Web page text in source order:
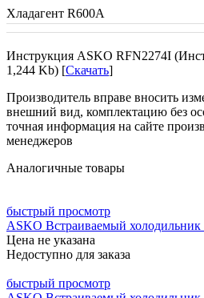
Хладагент R600A
Инструкция ASKO RFN2274I
1,244 Kb) [Скачать]
Производитель вправе вносить
внешний вид, комплектацию без
точная информация на сайте
менеджеров
Аналогичные товары
быстрый просмотр
ASKO Встраиваемый холодильник
Цена не указана
Недоступно для заказа
быстрый просмотр